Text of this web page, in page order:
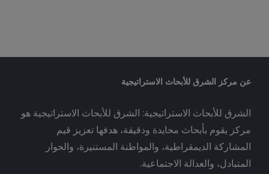
عن مركز الشرق للأبحاث الاستراتيجية
الشرق للأبحاث الاستراتيجية: الشرق للأبحاث الاستراتيجية هو
مركز يقوم بأبحاث محايدة ودقيقة، هدفها تعزيز قيم
المشاركة الديمقراطية، والمواطنة المستنيرة، والحوار
المتبادل، والعدالة الاجتماعية.